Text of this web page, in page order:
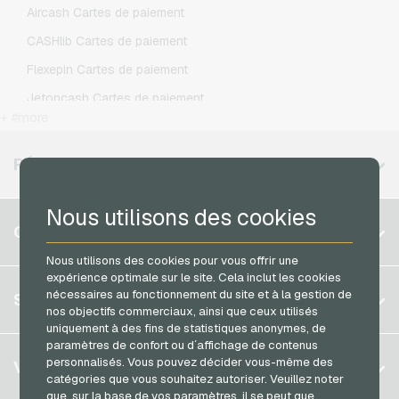
Nous utilisons des cookies
Nous utilisons des cookies pour vous offrir une
expérience optimale sur le site. Cela inclut les cookies
nécessaires au fonctionnement du site et à la gestion de
nos objectifs commerciaux, ainsi que ceux utilisés
uniquement à des fins de statistiques anonymes, de
paramètres de confort ou d´affichage de contenus
personnalisés. Vous pouvez décider vous-même des
catégories que vous souhaitez autoriser. Veuillez noter
que, sur la base de vos paramètres, il se peut que
Aircash Cartes de paiement
CASHlib Cartes de paiement
Flexepin Cartes de paiement
Jetoncash Cartes de paiement
Neosurf Cartes de paiement
PCS Cartes de paiement
Razer Gold Cartes de paiement
Transcash Cartes de paiement
RÉGIONS DISPONIBLES
Belgique
Allemagne (DE)
Allemagne (EN)
France
Italie
COMPTE
S´inscrire
S´inscrire
Mon panier
SERVICE
FAQ
Méthodes de paiement
VGO-SHOP